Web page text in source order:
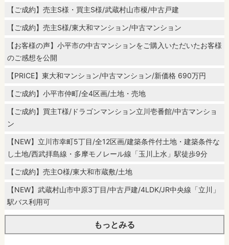
【ご成約】売主S様・買主S様/武蔵村山市榎/中古戸建
【ご成約】売主S様/東大和マンション/中古マンション
【お客様の声】小平市の中古マンションをご購入いただいたお客様
のご感想を公開
【PRICE】東大和マンション/中古マンション/新価格 690万円
【ご成約】小平市仲町/全4区画/土地・売地
【ご成約】買主T様/ドラゴンマンション立川壱番館/中古マンショ
ン
【NEW】立川市幸町5丁目/全12区画/建築条件付土地・建築条件な
し土地/西武拝島線・多摩モノレール線「玉川上水」駅徒歩9分
【ご成約】売主O様/東大和市蔵敷/土地
【NEW】武蔵村山市中原3丁目/中古戸建/4LDK/JR中央線「立川」
駅バス利用可
もっとみる